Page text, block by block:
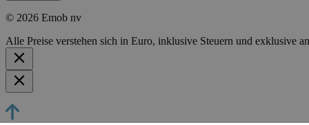
© 2026 Emob nv
Alle Preise verstehen sich in Euro, inklusive Steuern und exklusive